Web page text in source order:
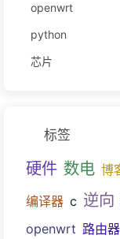
openwrt
python
芯片
标签
硬件 数电 博
编译器 c 逆向
openwrt 路由器